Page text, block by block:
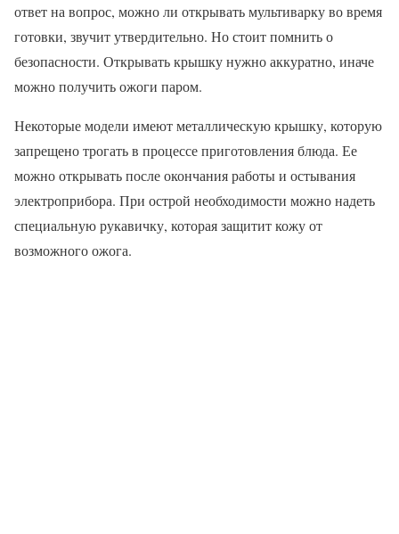
ответ на вопрос, можно ли открывать мультиварку во время
готовки, звучит утвердительно. Но стоит помнить о
безопасности. Открывать крышку нужно аккуратно, иначе
можно получить ожоги паром.
Некоторые модели имеют металлическую крышку, которую
запрещено трогать в процессе приготовления блюда. Ее
можно открывать после окончания работы и остывания
электроприбора. При острой необходимости можно надеть
специальную рукавичку, которая защитит кожу от
возможного ожога.